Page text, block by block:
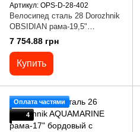
Артикул: OPS-D-28-402
Велосипед сталь 28 Dorozhnik
OBSIDIAN рама-19,5"
фиолетовый с багажником
задней St с корзиной Pl с
7 754.88 грн
Купить
Оплата частями
4